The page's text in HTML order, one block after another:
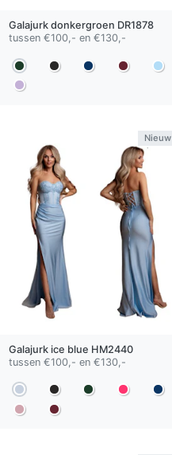
Galajurk donkergroen DR1878
tussen €100,- en €130,-
Nieuw
Galajurk ice blue HM2440
tussen €100,- en €130,-